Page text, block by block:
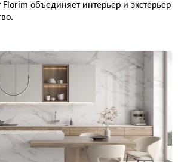
Florim объединяет интерьер и экстерьер